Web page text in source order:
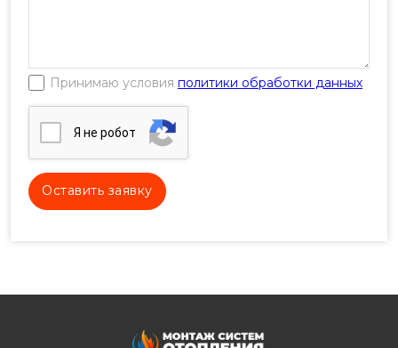
Принимаю условия политики обработки данных
Я нe poбoт